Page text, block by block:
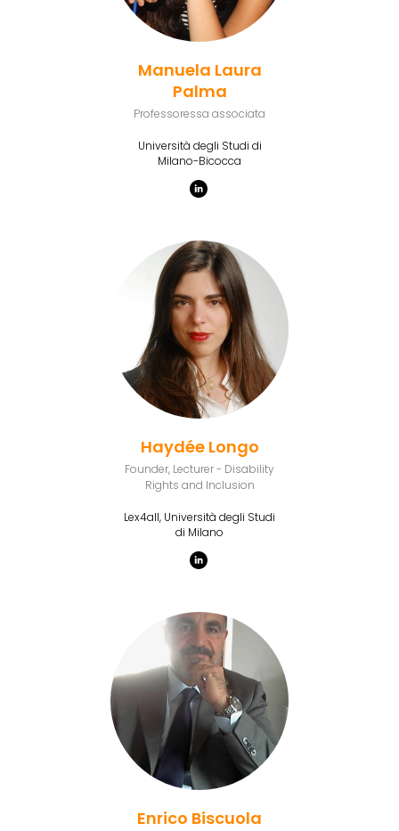
Manuela Laura
Palma
Professoressa associata
Università degli Studi di
Milano-Bicocca
Haydée Longo
Founder, Lecturer - Disability
Rights and Inclusion
Lex4all, Università degli Studi
di Milano
Enrico Biscuola